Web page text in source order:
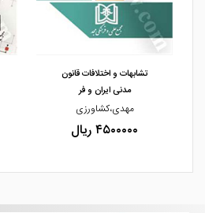
مشاهده و خرید
تشابهات و اختلافات قانون
مدنی ایران و فر
مهدی،کشاورزی
۴۵۰۰۰۰۰ ریال